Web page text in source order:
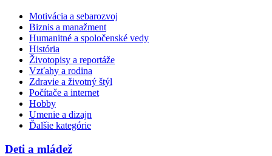
Motivácia a sebarozvoj
Biznis a manažment
Humanitné a spoločenské vedy
História
Životopisy a reportáže
Vzťahy a rodina
Zdravie a životný štýl
Počítače a internet
Hobby
Umenie a dizajn
Ďalšie kategórie
Deti a mládež